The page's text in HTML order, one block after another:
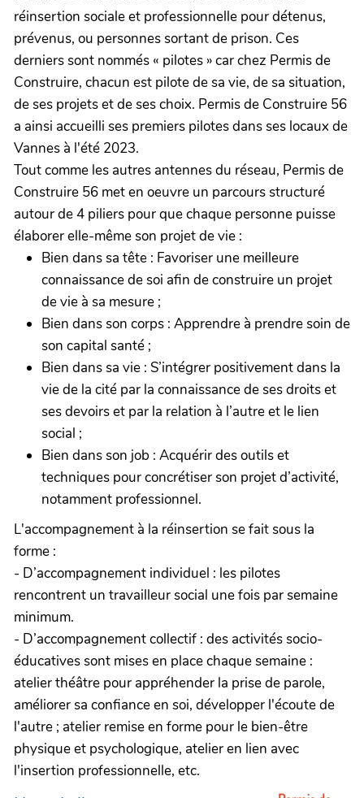
réinsertion sociale et professionnelle pour détenus,
prévenus, ou personnes sortant de prison. Ces
derniers sont nommés « pilotes » car chez Permis de
Construire, chacun est pilote de sa vie, de sa situation,
de ses projets et de ses choix. Permis de Construire 56
a ainsi accueilli ses premiers pilotes dans ses locaux de
Vannes à l'été 2023.
Tout comme les autres antennes du réseau, Permis de
Construire 56 met en oeuvre un parcours structuré
autour de 4 piliers pour que chaque personne puisse
élaborer elle-même son projet de vie :
Bien dans sa tête : Favoriser une meilleure
connaissance de soi afin de construire un projet
de vie à sa mesure ;
Bien dans son corps : Apprendre à prendre soin de
son capital santé ;
Bien dans sa vie : S’intégrer positivement dans la
vie de la cité par la connaissance de ses droits et
ses devoirs et par la relation à l’autre et le lien
social ;
Bien dans son job : Acquérir des outils et
techniques pour concrétiser son projet d’activité,
notamment professionnel.
L'accompagnement à la réinsertion se fait sous la
forme :
- D’accompagnement individuel : les pilotes
rencontrent un travailleur social une fois par semaine
minimum.
- D’accompagnement collectif : des activités socio-
éducatives sont mises en place chaque semaine :
atelier théâtre pour appréhender la prise de parole,
améliorer sa confiance en soi, développer l'écoute de
l'autre ; atelier remise en forme pour le bien-être
physique et psychologique, atelier en lien avec
l'insertion professionnelle, etc.